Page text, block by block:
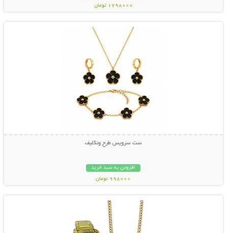
1798000 تومان
نمایش توضیحات بیشتر
ست سرویس طرح ونکلیف
افزودن به سبد خرید
998000 تومان
نمایش توضیحات بیشتر